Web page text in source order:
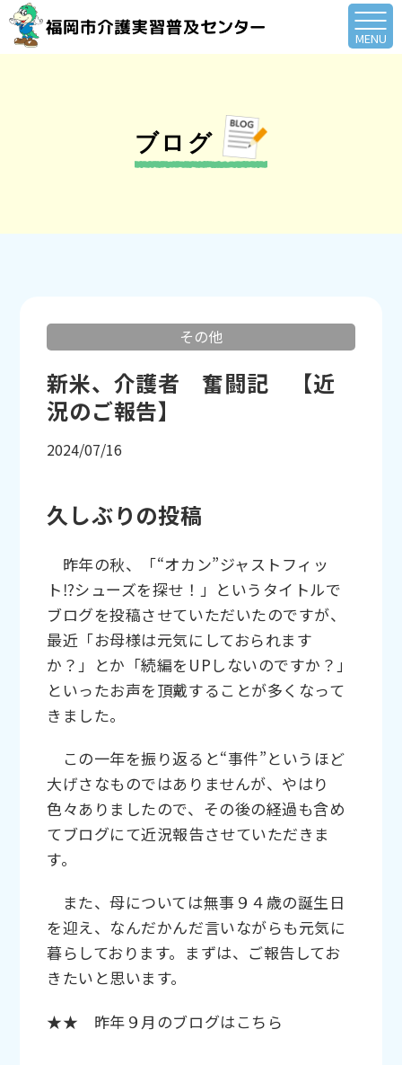
ブログ
その他
新米、介護者 奮闘記 【近
況のご報告】
2024/07/16
久しぶりの投稿
昨年の秋、「“オカン”ジャストフィッ
ト⁉シューズを探せ！」というタイトルで
ブログを投稿させていただいたのですが、
最近「お母様は元気にしておられます
か？」とか「続編をUPしないのですか？」
といったお声を頂戴することが多くなって
きました。
この一年を振り返ると“事件”というほど
大げさなものではありませんが、やはり
色々ありましたので、その後の経過も含め
てブログにて近況報告させていただきま
す。
また、母については無事９４歳の誕生日
を迎え、なんだかんだ言いながらも元気に
暮らしております。まずは、ご報告してお
きたいと思います。
★★ 昨年９月のブログはこちら